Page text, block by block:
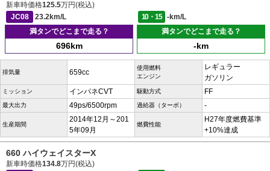
新車時価格125.5万円(税込)
JC08
23.2km/L 10・15
-km/L
満タンでどこまで走る？
696km
満タンでどこまで走る？
-km
排気量 659cc
使用燃料
エンジン
レギュラー
ガソリン
ミッション インパネCVT 駆動方式 FF
最大出力 49ps/6500rpm 過給器（ターボ） -
生産期間
2014年12月～201
5年09月
燃費性能
H27年度燃費基準
+10%達成
660 ハイウェイスターX
新車時価格134.8万円(税込)